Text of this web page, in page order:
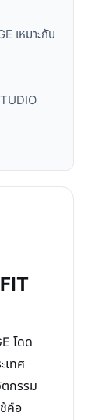
เหมาะกับ
โดด
เทศ
กรรม
คือ